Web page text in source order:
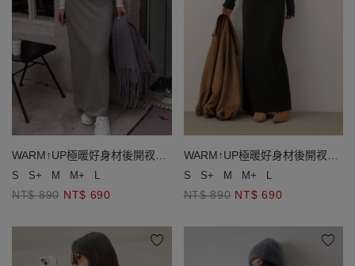
WARM↑UP極暖好身材後開衩發
熱直筒長裙
S S+ M M+ L
NT$ 890 NT$ 690
WARM↑UP極暖好身材後開衩發
熱直筒長裙
S S+ M M+ L
NT$ 890 NT$ 690